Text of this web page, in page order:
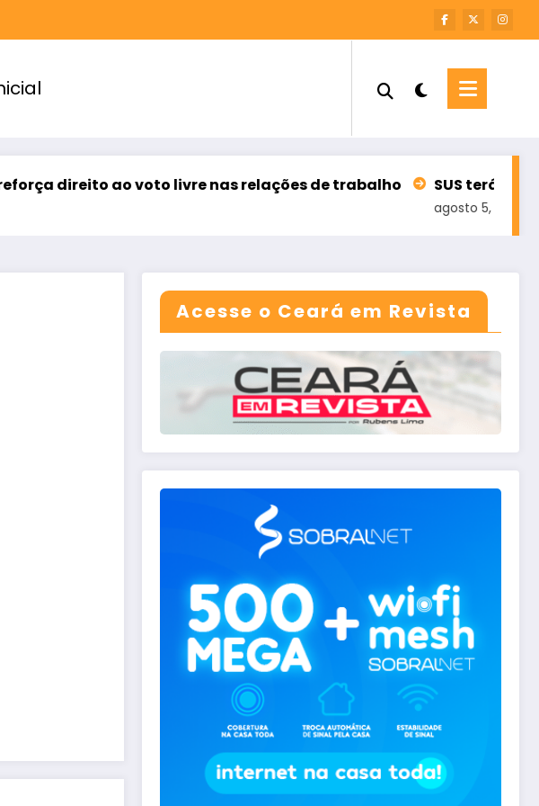
ao voto livre nas relações de trabalho SUS terá 100 mil
agosto 5, 2026
Acesse o Ceará em Revista